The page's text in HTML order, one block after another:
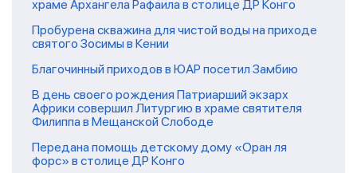
храме Архангела Рафаила в столице ДР Конго
Пробурена скважина для чистой воды на приходе
святого Зосимы в Кении
Благочинный приходов в ЮАР посетил Замбию
В день своего рождения Патриарший экзарх
Африки совершил Литургию в храме святителя
Филиппа в Мещанской Слободе
Передана помощь детскому дому «Оран ля
форс» в столице ДР Конго